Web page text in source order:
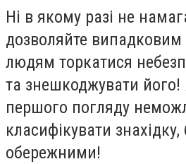
Ні в якому разі не
дозволяйте випадковим
людям торкатися
та знешкоджувати його!
першого погляду
класифікувати
обережними!